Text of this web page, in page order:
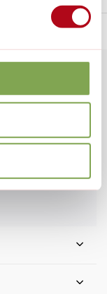
de tuinspecialist